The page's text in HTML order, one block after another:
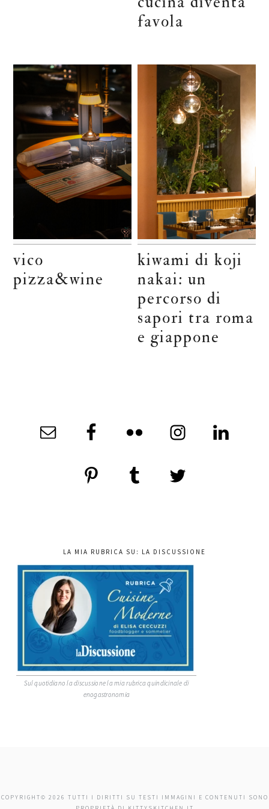
favola
vico
pizza&wine
kiwami di koji
nakai: un
percorso di
sapori tra roma
e giappone
LA MIA RUBRICA SU: LA DISCUSSIONE
Sul quotidiano la discussione la mia rubrica quindicinale di
enogastronomia
COPYRIGHT© 2026 TUTTI I DIRITTI SU TESTI IMMAGINI E CONTENUTI SONO